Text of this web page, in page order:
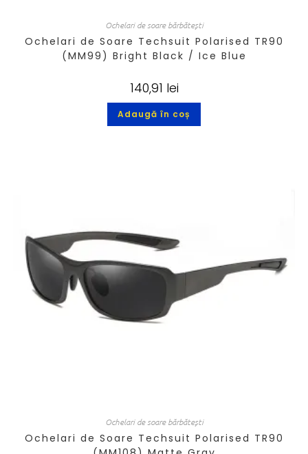
Ochelari de soare bărbătești
Ochelari de Soare Techsuit Polarised TR90
(MM99) Bright Black / Ice Blue
140,91 lei
Adaugă în coș
Ochelari de soare bărbătești
Ochelari de Soare Techsuit Polarised TR90